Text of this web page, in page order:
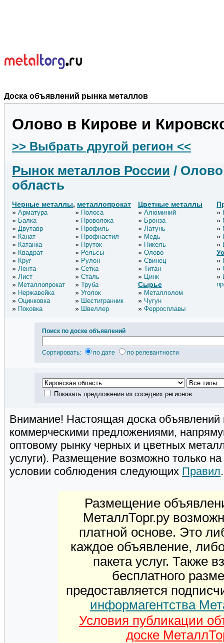
Доска объявлений рынка металлов
Олово в Кирове и
>> Выбрать другой регион <<
Рынок металлов России / Олово
область
Черные металлы, металлопрокат
Арматура
Балка
Двутавр
Канат
Катанка
Квадрат
Круг
Лента
Лист
Металлопрокат
Нержавейка
Оцинковка
Поковка
Полоса
Проволока
Профиль
Профнастил
Пруток
Рельсы
Рулон
Сетка
Сталь
Труба
Уголок
Шестигранник
Швеллер
Цветные металлы
Алюминий
Бронза
Латунь
Медь
Никель
Олово
Свинец
Титан
Цинк
Сырье
Металлолом
Чугун
Ферросплавы
Поиск по доске объявлений
Сортировать: по дате по релевантности
Показать предложения из соседних регионов
Внимание! Настоящая доска
коммерческими предложениями,
оптовому рынку черных и цветных
услуги). Размещение возможно только на
условии соблюдения следующих Правил.
Размещение
МеталлТорг.ру
платной основе. Это
каждое объявление,
пакета услуг. Также
бесплатного
предоставляется
информагентства
Условия публикации
доске